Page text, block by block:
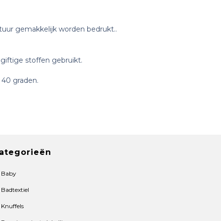
gemakkelijk worden bedrukt..
stoffen gebruikt.
graden.
Baby
Badtextiel
Knuffels